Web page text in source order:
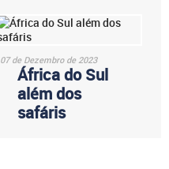
07 de Dezembro de 2023
África do Sul
além dos
safáris